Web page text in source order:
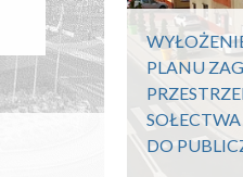
PLANU
SOŁECTWA
DO